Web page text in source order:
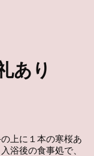
あり
上に１本の寒桜あ
浴後の食事処で、